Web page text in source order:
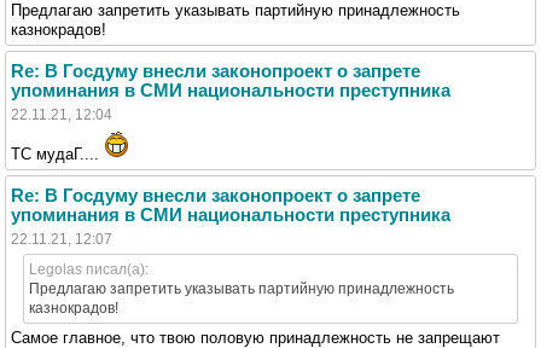
Предлагаю запретить указывать партийную принадлежность
казнокрадов!
Re: В Госдуму внесли законопроект о запрете
упоминания в СМИ национальности преступника
22.11.21, 12:04
ТС мудаГ....
Re: В Госдуму внесли законопроект о запрете
упоминания в СМИ национальности преступника
22.11.21, 12:07
Legolas писал(а):
Предлагаю запретить указывать партийную принадлежность
казнокрадов!
Самое главное, что твою половую принадлежность не запрещают